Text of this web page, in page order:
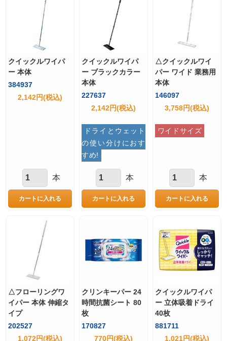
2,142円(税込)
384937
クイックルワイパ
ー 本体
本
2,142円(税込)
227637
クイックルワイパ
ー ブラックカラー
本体
ドライとウェット
の使い分けにおす
すめ!
本
3,758円(税込)
146097
△クイックルワイ
パー ワイド 業務用
本体
ワイドサイズ
本
1,072円(税込)
202527
△フローリングワ
イパー 本体 伸縮タ
イプ
770円(税込)
170827
クリンキーパー 24
時間抗菌シート 80
枚
1,021円(税込)
881711
クイックルワイパ
ー 立体吸着ドライ
40枚